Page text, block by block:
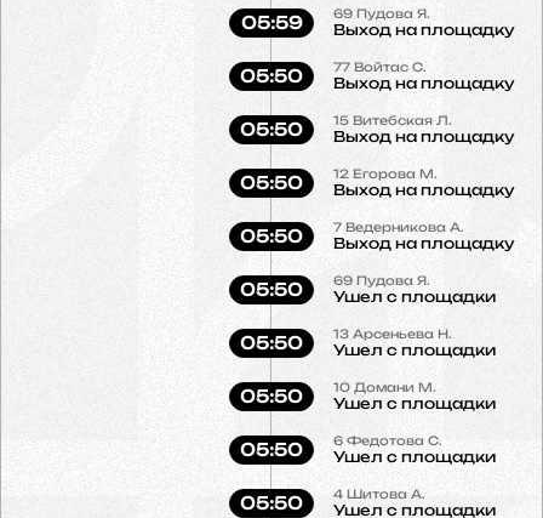
69 Пудова Я.
Выход на площадку
05:59
77 Войтас С.
Выход на площадку
05:50
15 Витебская Л.
Выход на площадку
05:50
12 Егорова М.
Выход на площадку
05:50
7Ведерникова А.
Выход на площадку
05:50
69 Пудова Я.
Ушел с площадки
05:50
13 Арсеньева Н.
Ушел с площадки
05:50
10 Домани М.
Ушел с площадки
05:50
6 Федотова С.
Ушел с площадки
05:50
4 Шитова А.
Ушел с площадки
05:50